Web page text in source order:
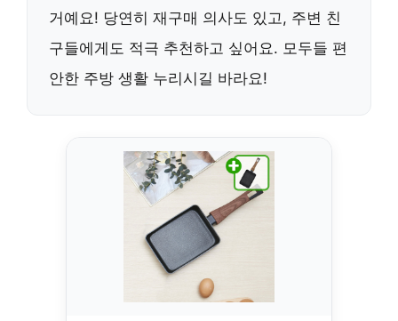
거예요! 당연히 재구매 의사도 있고, 주변 친
구들에게도 적극 추천하고 싶어요. 모두들 편
안한 주방 생활 누리시길 바라요!